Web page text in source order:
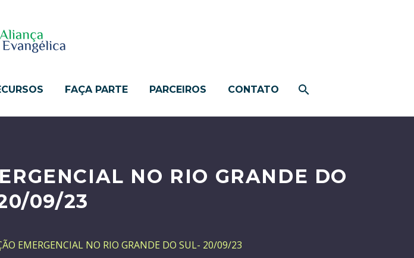
FAÇA PARTE PARCEIROS CONTATO
NO RIO GRANDE DO
09/23
EMERGENCIAL NO RIO GRANDE DO SUL- 20/09/23